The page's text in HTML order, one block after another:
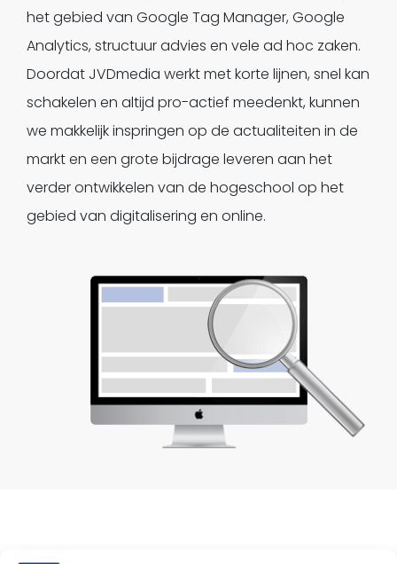
het gebied van Google Tag Manager, Google
Analytics, structuur advies en vele ad hoc zaken.
Doordat JVDmedia werkt met korte lijnen, snel kan
schakelen en altijd pro-actief meedenkt, kunnen
we makkelijk inspringen op de actualiteiten in de
markt en een grote bijdrage leveren aan het
verder ontwikkelen van de hogeschool op het
gebied van digitalisering en online.